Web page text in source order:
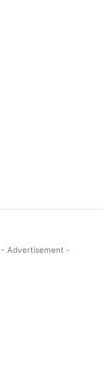
- Advertisement -